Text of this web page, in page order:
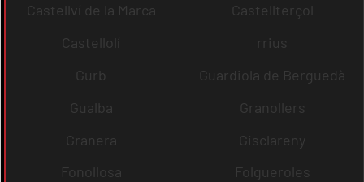
Castellví de la Marca
Castellterçol
Castellolí
rrius
Gurb
Guardiola de Berguedà
Gualba
Granollers
Granera
Gisclareny
Fonollosa
Folgueroles